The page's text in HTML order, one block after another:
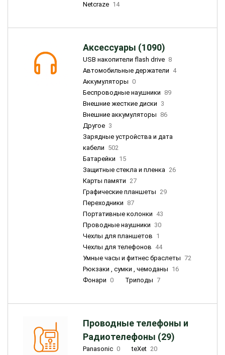
Netcraze 14
Аксессуары (1090)
USB накопители flash drive 8
Автомобильные держатели 4
Аккумуляторы 0
Беспроводные наушники 89
Внешние жесткие диски 3
Внешние аккумуляторы 86
Другое 3
Зарядные устройства и дата
кабели 502
Батарейки 15
Защитные стекла и пленка 26
Карты памяти 27
Графические планшеты 29
Переходники 87
Портативные колонки 43
Проводные наушники 30
Чехлы для планшетов 1
Чехлы для телефонов 44
Умные часы и фитнес браслеты 72
Рюкзаки , сумки , чемоданы 16
Фонари 0 Триподы 7
Проводные телефоны и
Радиотелефоны (29)
Panasonic 0 teXet 20